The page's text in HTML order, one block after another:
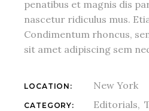
penatibus et magnis dis
nascetur ridiculus mus.
Condimentum rhoncus,
sit amet adipiscing sem
LOCATION: New York
CATEGORY: Editorials